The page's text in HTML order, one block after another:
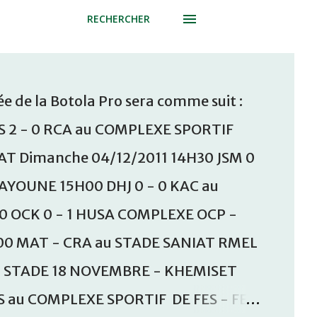
RECHERCHER
de la Botola Pro sera comme suit :
- 0 RCA au COMPLEXE SPORTIF
Dimanche 04/12/2011 14H30 JSM 0
15H00 DHJ 0 - 0 KAC au
OCK 0 - 1 HUSA COMPLEXE OCP -
MAT - CRA au STADE SANIAT RMEL
18 NOVEMBRE - KHEMISET
COMPLEXE SPORTIF DE FES - FES